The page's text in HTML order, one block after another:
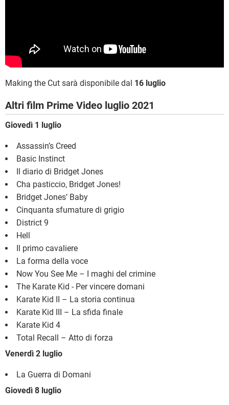
Making the Cut sarà disponibile dal 16 luglio
Altri film Prime Video luglio 2021
Giovedì 1 luglio
Assassin’s Creed
Basic Instinct
Il diario di Bridget Jones
Cha pasticcio, Bridget Jones!
Bridget Jones’ Baby
Cinquanta sfumature di grigio
District 9
Hell
Il primo cavaliere
La forma della voce
Now You See Me – I maghi del crimine
The Karate Kid - Per vincere domani
Karate Kid II – La storia continua
Karate Kid III – La sfida finale
Karate Kid 4
Total Recall – Atto di forza
Venerdì 2 luglio
La Guerra di Domani
Giovedì 8 luglio